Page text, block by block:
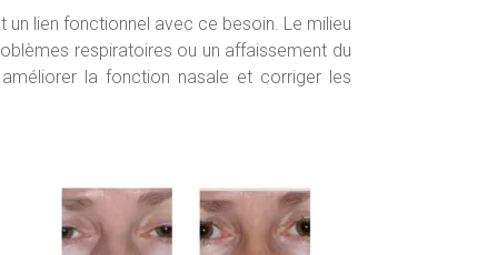
un lien fonctionnel avec ce besoin. Le milieu
respiratoires ou un affaissement du
la fonction nasale et corriger les